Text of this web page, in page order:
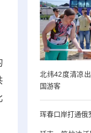
北纬42度清凉
国游客
珲春口岸打通俄